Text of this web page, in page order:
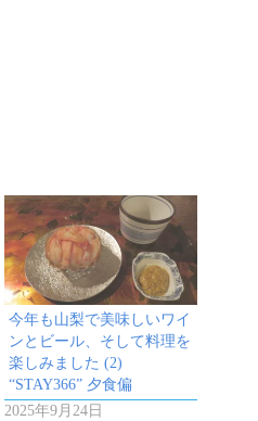
今年も山梨で美味しいワイ
ンとビール、そして料理を
楽しみました (2)
“STAY366” 夕食偏
2025年9月24日